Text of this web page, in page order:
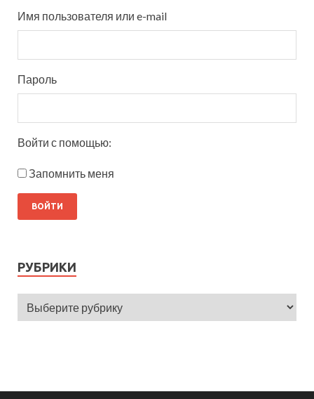
Имя пользователя или e-mail
Пароль
Войти с помощью:
Запомнить меня
РУБРИКИ